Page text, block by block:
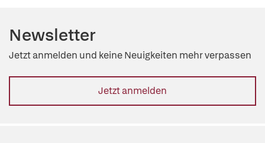
Newsletter
Jetzt anmelden und keine Neuigkeiten mehr verpassen
Jetzt anmelden